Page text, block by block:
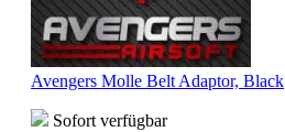
Avengers Molle Belt Adaptor, Black
Sofort verfügbar